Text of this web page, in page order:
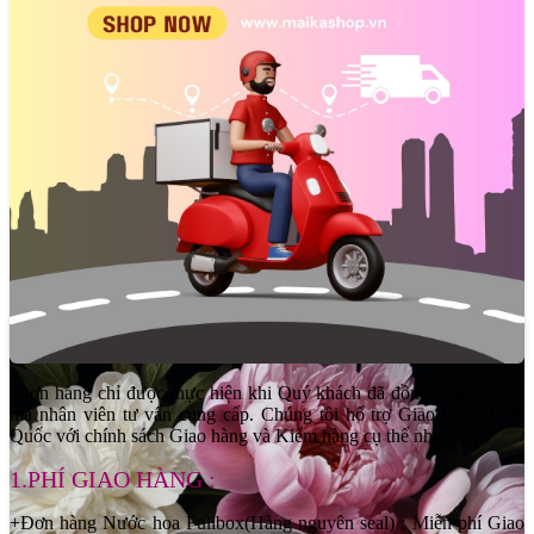
fatale, một người phụ nữ có sức hút chết người nhưng lại rất tinh tế.
Đây là một trong những mùi hương độc đáo nhất trên thị trường,
không hề đại trà.
- Độ lưu hương (Longevity): Rất tốt. Phiên bản EDP có thể dễ dàng
lưu lại trên da từ 6-8 tiếng.
- Độ tỏa hương (Sillage): Khá tốt. Nó tạo ra một vùng hương rõ rệt,
đủ để lại ấn tượng mạnh mẽ mà không quá nồng gắt, rất phù hợp
cho những buổi tiệc tối.
-Đơn hàng chỉ được thực hiện khi Quý khách đã đồng ý về Giá cả
mà nhân viên tư vấn cung cấp. Chúng tôi hổ trợ Giao hàng Toàn
Quốc với chính sách Giao hàng và Kiểm hàng cụ thể như sau:
1.PHÍ GIAO HÀNG :
+Đơn hàng Nước hoa Fullbox(Hàng nguyên seal) : Miễn phí Giao